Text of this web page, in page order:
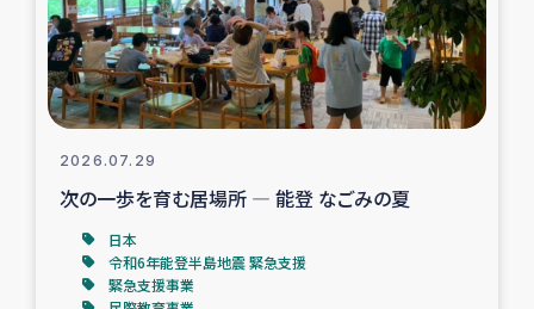
フェアトレード事業
緊急支援事業
女性の生計向上を通じた子どもの栄養改善事業
2026.07.29
次の一歩を育む居場所 ― 能登 なごみの夏
日本
令和6年能登半島地震 緊急支援
緊急支援事業